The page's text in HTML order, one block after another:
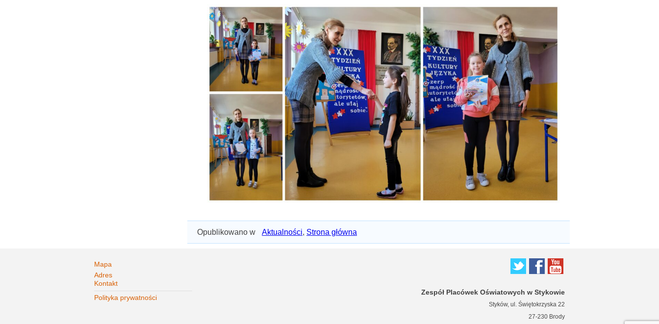
Opublikowano w Aktualności, Strona główna
Mapa
Adres
Kontakt
Polityka prywatności
Zespół Placówek Oświatowych w Stykowie
Styków, ul. Świętokrzyska 22
27-230 Brody